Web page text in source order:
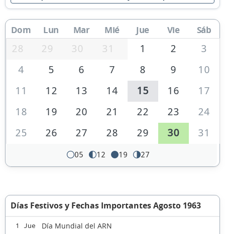
Dom Lun Mar Mié Jue Vie Sáb
28 29 30 31 1 2
3
4
5 6 7 8 9
10
11
12 13 14 15 16
17
18
19 20 21 22 23
24
25
26 27 28 29 30 31
05 12 19 27
Días Festivos y Fechas Importantes Agosto 1963
1 Jue Día Mundial del ARN